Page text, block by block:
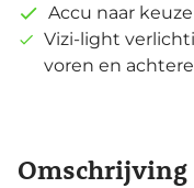
Accu naar
Vizi-light
voren en
Omschrijving